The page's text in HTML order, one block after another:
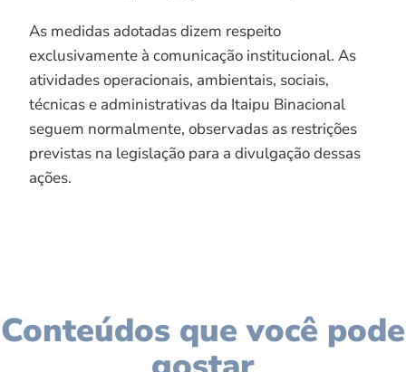
As medidas adotadas dizem respeito
exclusivamente à comunicação institucional. As
atividades operacionais, ambientais, sociais,
técnicas e administrativas da Itaipu Binacional
seguem normalmente, observadas as restrições
previstas na legislação para a divulgação dessas
ações.
Conteúdos que você pode